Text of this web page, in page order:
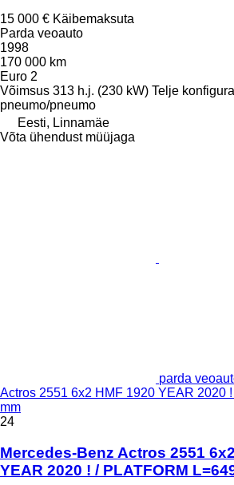
15 000 € Käibemaksuta
Parda veoauto
1998
170 000 km
Euro 2
Võimsus 313 h.j. (230 kW) Telje
pneumo/pneumo
Eesti, Linnamäe
Võta ühendust müüjaga
parda
Actros 2551 6x2 HMF 1920 YEAR 2020
mm
24
Mercedes-Benz Actros 2551
YEAR 2020 ! / PLATFORM